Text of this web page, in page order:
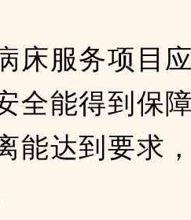
床服务项目
全能得到保
能达到要求